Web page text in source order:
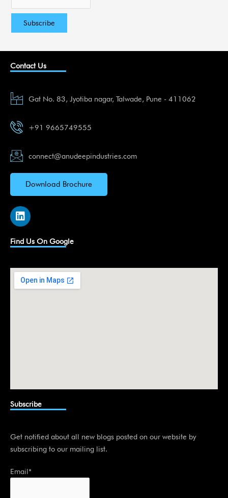
Contact Us
Gat No. 83, Jyotiba nagar, Talwade, Pune - 411062
+91 9665749555
connect@anudeepindustries.com
Download Brochure
L
i
k
e
i
n
Find Us On Google
Subscribe
Get notified about all new blogs posted on our website by
subscribing to our mailing list.
Email*